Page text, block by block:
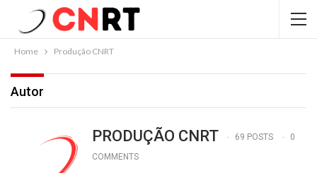
Home Produção CNRT
Autor
PRODUÇÃO CNRT 69 POSTS
0
COMMENTS